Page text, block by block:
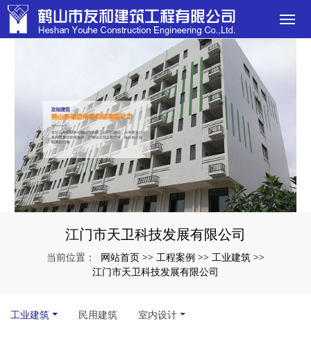
江门市天卫科技发展有限公司
当前位置： 网站首页 >> 工程案例 >> 工业建筑 >>
江门市天卫科技发展有限公司
工业建筑 民用建筑 室内设计